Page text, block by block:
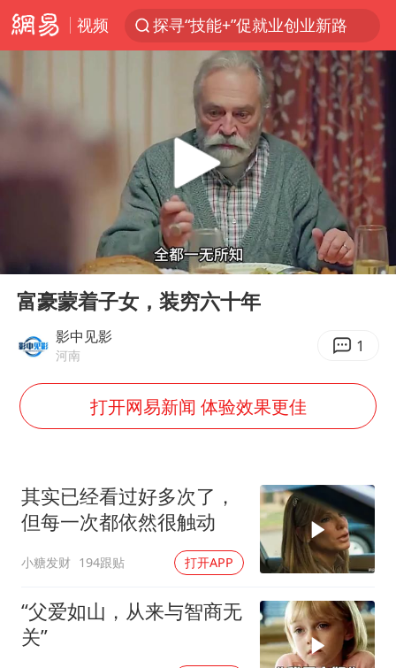
视频
探寻“技能+”促就业创业新路
24小时不关空调 电费反而更低？
店主遭女子“鬼手”换钞
美国退回1000亿美元关税
38岁山东财大教授刘海明逝世
维持强台风级！白海豚直奔华东沿海
河南试行周五下午弹性离岗
顾客结账把钱扔地上 服务员霸气扔回
41岁女子为鼓励女儿考上985研究生
如何把百年大党建设得更加坚强有力
弹药库存告急 美军补货难
南太行山失联女孩最后信号不在山林
李亚鹏向地铁吐血女孩捐99999元
总书记关心百姓身边这些民生大事
Play
01:14
富豪蒙着子女，装穷六十年
影中见影
河南 1
打开网易新闻 体验效果更佳
其实已经看过好多次了，
但每一次都依然很触动
小糖发财 194跟贴 打开APP
“父爱如山，从来与智商无
关”